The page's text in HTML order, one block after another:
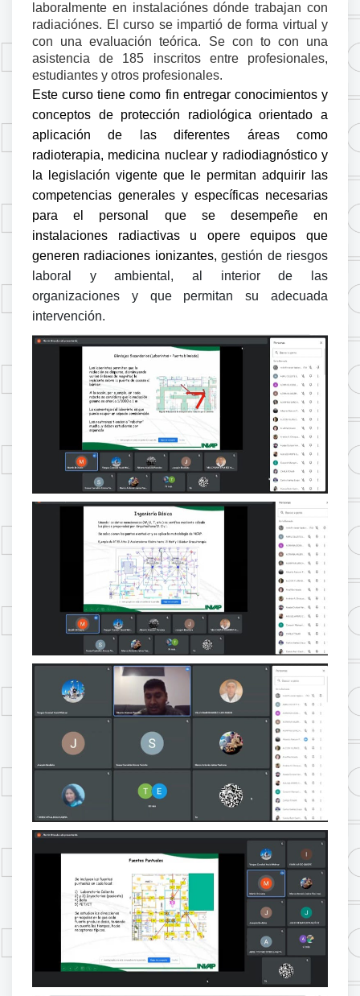
laboralmente en instalaciónes dónde trabajan con
radiaciónes. El curso se impartió de forma virtual y
con una evaluación teórica. Se con to con una
asistencia de 185 inscritos entre profesionales,
estudiantes y otros profesionales.
Este curso tiene como fin entregar conocimientos y
conceptos de protección radiológica orientado a
aplicación de las diferentes áreas como
radioterapia, medicina nuclear y radiodiagnóstico y
la legislación vigente que le permitan adquirir las
competencias generales y específicas necesarias
para el personal que se desempeñe en
instalaciones radiactivas u opere equipos que
generen radiaciones ionizantes,gestión de riesgos
laboral y ambiental, al interior de las
organizaciones y que permitan su adecuada
intervención.